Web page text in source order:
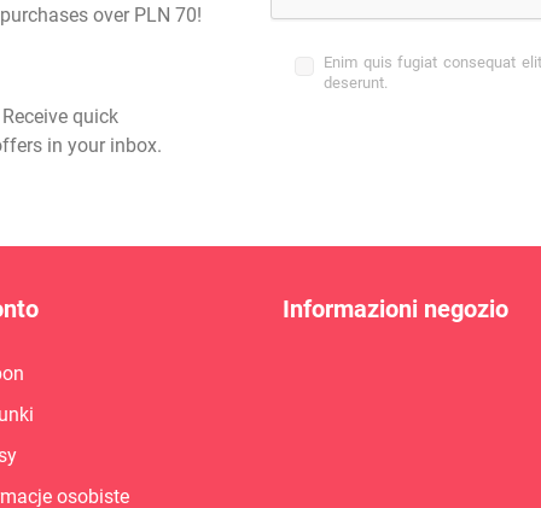
over PLN 70!
quick
in your inbox.
Enim quis fugiat consequat
deserunt.
osobiste
Informazioni negozio